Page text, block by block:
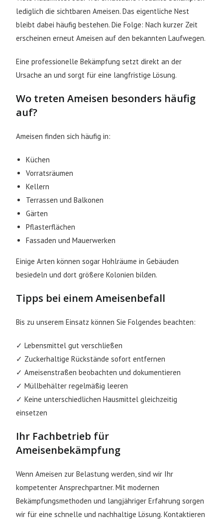
lediglich die sichtbaren Ameisen. Das eigentliche Nest
bleibt dabei häufig bestehen. Die Folge: Nach kurzer Zeit
erscheinen erneut Ameisen auf den bekannten Laufwegen.
Eine professionelle Bekämpfung setzt direkt an der
Ursache an und sorgt für eine langfristige Lösung.
Wo treten Ameisen besonders häufig
auf?
Ameisen finden sich häufig in:
Küchen
Vorratsräumen
Kellern
Terrassen und Balkonen
Gärten
Pflasterflächen
Fassaden und Mauerwerken
Einige Arten können sogar Hohlräume in Gebäuden
besiedeln und dort größere Kolonien bilden.
Tipps bei einem Ameisenbefall
Bis zu unserem Einsatz können Sie Folgendes beachten:
✓ Lebensmittel gut verschließen
✓ Zuckerhaltige Rückstände sofort entfernen
✓ Ameisenstraßen beobachten und dokumentieren
✓ Müllbehälter regelmäßig leeren
✓ Keine unterschiedlichen Hausmittel gleichzeitig
einsetzen
Ihr Fachbetrieb für
Ameisenbekämpfung
Wenn Ameisen zur Belastung werden, sind wir Ihr
kompetenter Ansprechpartner. Mit modernen
Bekämpfungsmethoden und langjähriger Erfahrung sorgen
wir für eine schnelle und nachhaltige Lösung. Kontaktieren